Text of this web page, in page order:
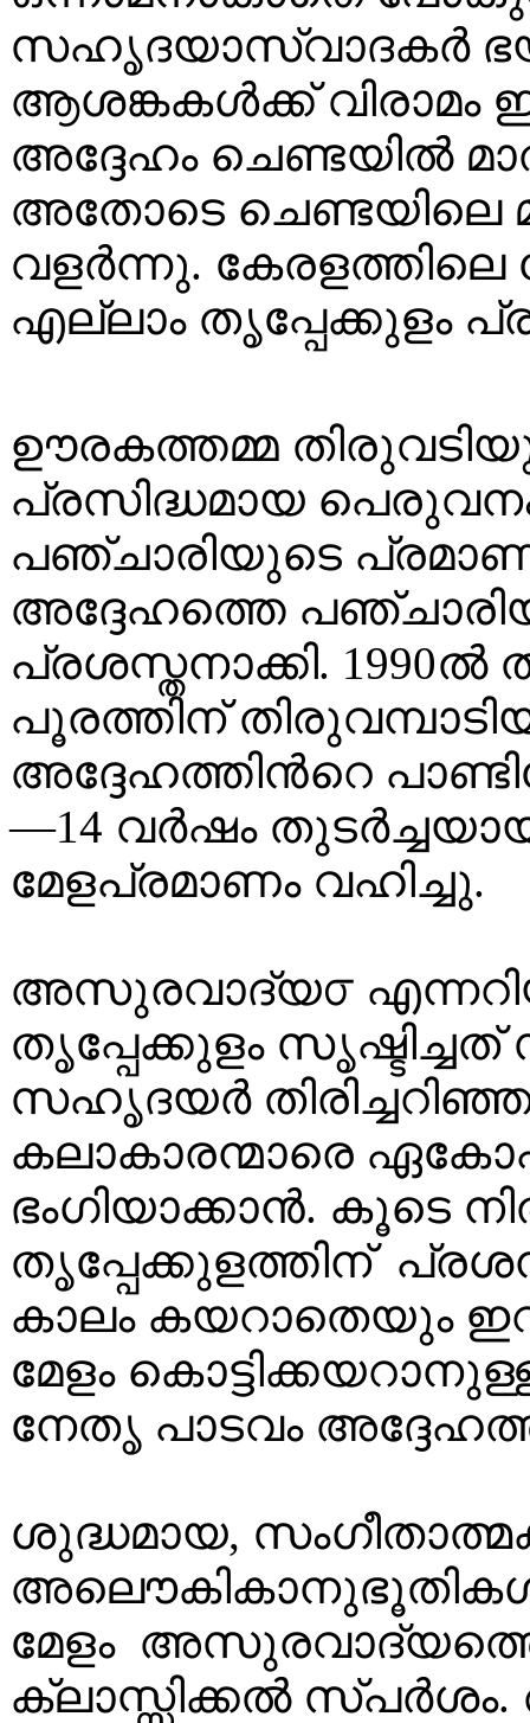
സഹൃദയാസ്വാദകര്‍
ആശങ്കകള്‍ക്ക് വിരാമം
അദ്ദേഹം ചെണ്ടയില്‍
അതോടെ ചെണ്ടയിലെ
വളര്‍ന്നു. കേരളത്തിലെ
എല്ലാം തൃപ്പേക്കുളം
ഊരകത്തമ്മ
പ്രസിദ്ധമായ
പഞ്ചാരിയുടെ
അദ്ദേഹത്തെ
പ്രശസ്തനാക്കി.
പൂരത്തിന്
അദ്ദേഹത്തിന്‍റെ
—14 വര്‍ഷം
മേളപ്രമാണം വഹിച്ചു.
അസുരവാദ്യ൦
തൃപ്പേക്കുളം
സഹൃദയര്‍
കലാകാരന്മാരെ
ഭംഗിയാക്കാന്‍. കൂടെ
തൃപ്പേക്കുളത്തിന്
കാലം കയറാതെയും
മേളം
നേതൃ പാടവം
ശുദ്ധമായ,
മേളം
ക്ലാസ്സിക്കല്‍